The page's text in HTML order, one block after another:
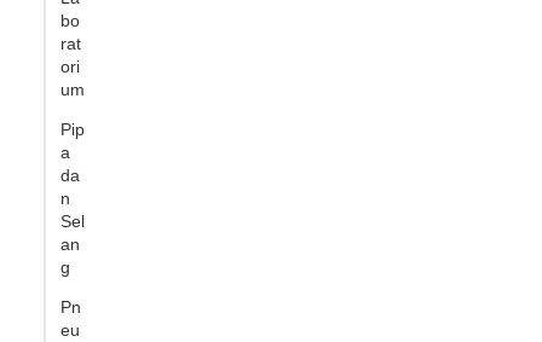
bo
rat
ori
um
Pip
a
da
n
Sel
an
g
Pn
eu